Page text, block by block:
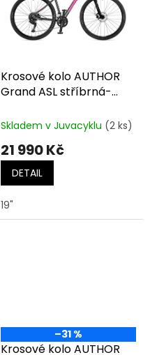
Krosové kolo AUTHOR
Grand ASL stříbrná-
Skladem v Juvacyklu (2 ks)
21 990 Kč
DETAIL
19"
–31 %
Krosové kolo AUTHOR